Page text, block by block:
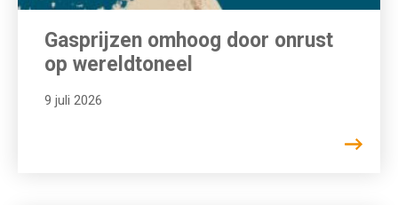
Gasprijzen omhoog door onrust
op wereldtoneel
9 juli 2026